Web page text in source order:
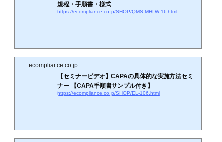
規程・手順書・様式
https://ecompliance.co.jp/SHOP/QMS-MHLW-16.html
ecompliance.co.jp
【セミナービデオ】CAPAの具体的な実施方法セミ
ナー 【CAPA手順書サンプル付き】
https://ecompliance.co.jp/SHOP/EL-106.html